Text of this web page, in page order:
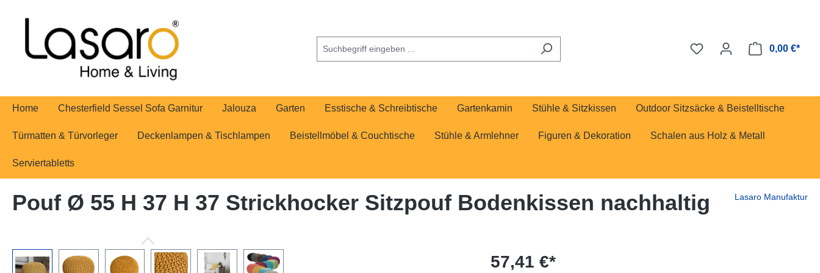
0,00 €*
Home Chesterfield Sessel Sofa Garnitur Jalouza Garten Esstische & Schreibtische Gartenkamin Stühle & Sitzkissen Outdoor Sitzsäcke & Beistelltische
Türmatten & Türvorleger Deckenlampen & Tischlampen Beistellmöbel & Couchtische Stühle & Armlehner Figuren & Dekoration Schalen aus Holz & Metall
Serviertabletts
Pouf Ø 55 H 37 H 37 Strickhocker Sitzpouf Bodenkissen nachhaltig Lasaro Manufaktur
Bildergalerie überspringen 57,41 €*